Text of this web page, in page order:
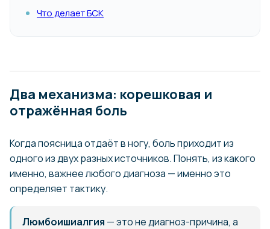
Что делает БСК
Два механизма: корешковая и
отражённая боль
Когда поясница отдаёт в ногу, боль приходит из
одного из двух разных источников. Понять, из какого
именно, важнее любого диагноза — именно это
определяет тактику.
Люмбоишиалгия — это не диагноз-причина, а